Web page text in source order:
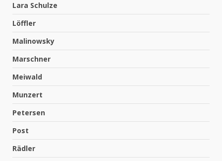
Lara Schulze
Löffler
Malinowsky
Marschner
Meiwald
Munzert
Petersen
Post
Rädler